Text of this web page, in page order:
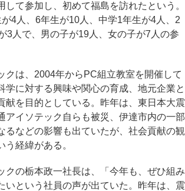
して参加し、初めて福島を訪れたという。
4人、6年生が10人、中学1年生が4人、2
3人で、男の子が19人、女の子が7人の参
は、2004年からPC組立教室を開催して
学に対する興味や関心の育成、地元企業と
献を目的としている。昨年は、東日本大震
アイソテック自らも被災、伊達市内の一部
るなどの影響も出ていたが、社会貢献の観
う経緯がある。
の栃本政一社長は、「今年も、ぜひ組み
いという社員の声が出ていた。昨年は、震